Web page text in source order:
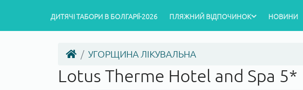
ДИТЯЧІ ТАБОРИ В БОЛГАРІЇ-2026 ПЛЯЖНИЙ ВІДПОЧИНОК НОВИНИ
УГОРЩИНА ЛІКУВАЛЬНА
Lotus Therme Hotel and Spa 5*